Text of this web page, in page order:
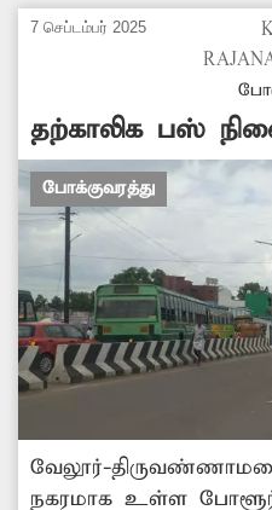
வந்தவாசி.
7 செப்டம்பர் 2025
தற்காலிக பஸ்
அமைக்கப்படுமா?
போக்குவரத்து
வேலூர்-
நகரமாக உள்ள போளூர்